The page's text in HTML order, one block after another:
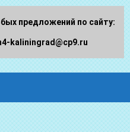
предложений по сайту:
kaliningrad@cp9.ru